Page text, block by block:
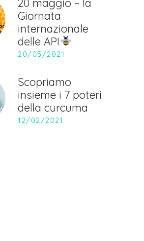
20 maggio – la
Giornata
internazionale
delle API
20/05/2021
Scopriamo
insieme i 7 poteri
della curcuma
12/02/2021